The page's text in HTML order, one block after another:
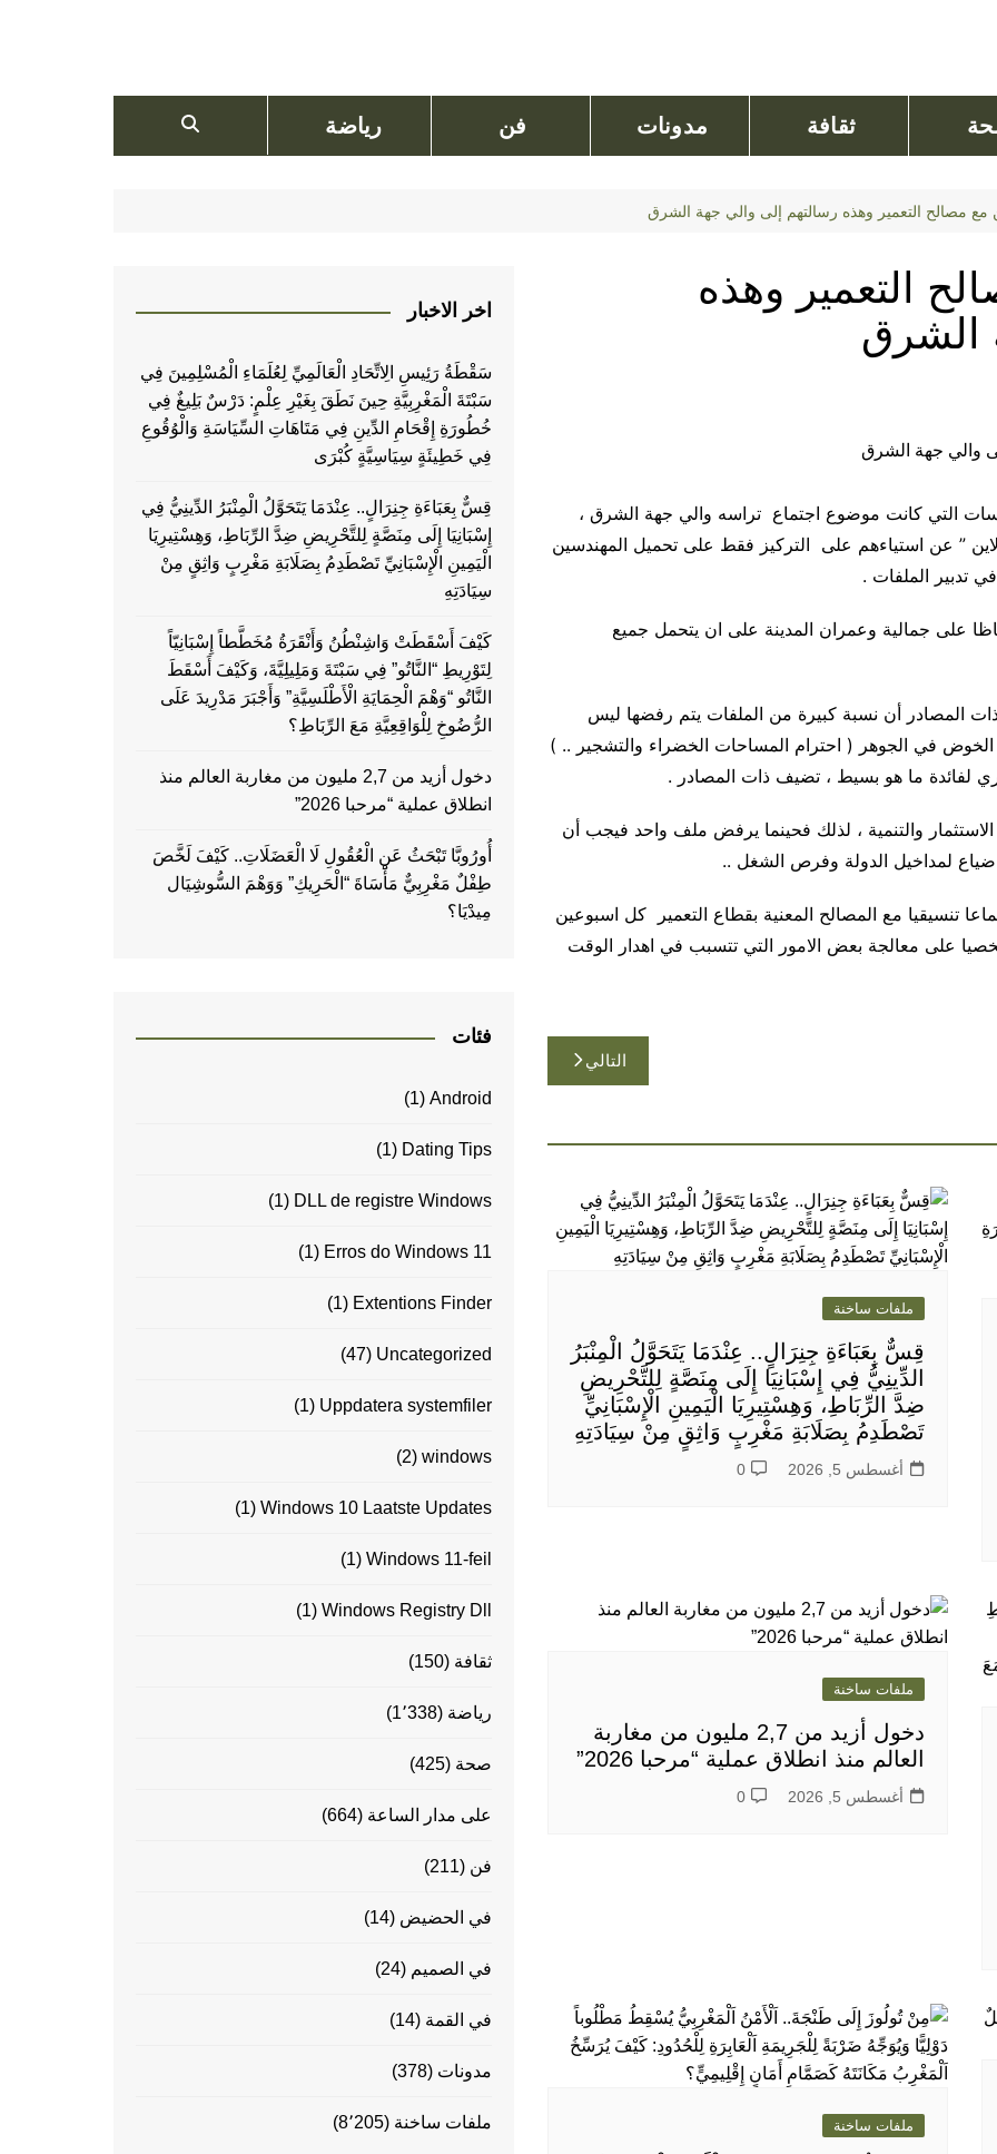
ثقافة مدونات فن رياضة
مع مصالح التعمير وهذه رسالتهم إلى والي جهة الشرق
التعمير وهذه
الشرق
التي كانت موضوع اجتماع تراسه والي جهة الشرق ،
” عن استياءهم على التركيز فقط على تحميل المهندسين
تدبير الملفات .
على جمالية وعمران المدينة على ان يتحمل جميع
المصادر أن نسبة كبيرة من الملفات يتم رفضها ليس
في الجوهر ( احترام المساحات الخضراء والتشجير .. )
لفائدة ما هو بسيط ، تضيف ذات المصادر .
والتنمية ، لذلك فحينما يرفض ملف واحد فيجب أن
ضياع لمداخيل الدولة وفرص الشغل ..
تنسيقيا مع المصالح المعنية بقطاع التعمير كل اسبوعين
على معالجة بعض الامور التي تتسبب في اهدار الوقت
التالي
ملفات ساخنة
قِسٌّ بِعَبَاءَةِ جِنِرَالٍ.. عِنْدَمَا يَتَحَوَّلُ الْمِنْبَرُ
الدِّينِيُّ فِي إِسْبَانِيَا إِلَى مِنَصَّةٍ لِلتَّحْرِيضِ
ضِدَّ الرِّبَاطِ، وَهِسْتِيرِيَا الْيَمِينِ الْإِسْبَانِيِّ
تَصْطَدِمُ بِصَلَابَةِ مَغْرِبٍ وَاثِقٍ مِنْ سِيَادَتِهِ
أغسطس 5, 2026 0
ملفات ساخنة
دخول أزيد من 2,7 مليون من مغاربة
العالم منذ انطلاق عملية “مرحبا 2026”
أغسطس 5, 2026 0
ملفات ساخنة
اخر الاخبار
سَقْطَةُ رَئِيسِ الِاتِّحَادِ الْعَالَمِيِّ لِعُلَمَاءِ الْمُسْلِمِينَ فِي
سَبْتَةَ الْمَغْرِبِيَّةِ حِينَ نَطَقَ بِغَيْرِ عِلْمٍ: دَرْسٌ بَلِيغٌ فِي
خُطُورَةِ إِقْحَامِ الدِّينِ فِي مَتَاهَاتِ السِّيَاسَةِ وَالْوُقُوعِ
فِي خَطِيئَةٍ سِيَاسِيَّةٍ كُبْرَى
قِسٌّ بِعَبَاءَةِ جِنِرَالٍ.. عِنْدَمَا يَتَحَوَّلُ الْمِنْبَرُ الدِّينِيُّ فِي
إِسْبَانِيَا إِلَى مِنَصَّةٍ لِلتَّحْرِيضِ ضِدَّ الرِّبَاطِ، وَهِسْتِيرِيَا
الْيَمِينِ الْإِسْبَانِيِّ تَصْطَدِمُ بِصَلَابَةِ مَغْرِبٍ وَاثِقٍ مِنْ
سِيَادَتِهِ
كَيْفَ أَسْقَطَتْ وَاشِنْطُنُ وَأَنْقَرَةُ مُخَطَّطاً إِسْبَانِيّاً
لِتَوْرِيطِ “النَّاتُو” فِي سَبْتَةَ وَمَلِيلِيَّةَ، وَكَيْفَ أَسْقَطَ
النَّاتُو “وَهْمَ الْحِمَايَةِ الْأَطْلَسِيَّةِ” وَأَجْبَرَ مَدْرِيدَ عَلَى
الرُّضُوخِ لِلْوَاقِعِيَّةِ مَعَ الرِّبَاطِ؟
دخول أزيد من 2,7 مليون من مغاربة العالم منذ
انطلاق عملية “مرحبا 2026”
أُورُوبَّا تَبْحَثُ عَنِ الْعُقُولِ لَا الْعَضَلَاتِ.. كَيْفَ لَخَّصَ
طِفْلٌ مَغْرِبِيٌّ مَأْسَاةَ “الْحَرِيكِ” وَوَهْمَ السُّوشِيَال
مِيدْيَا؟
فئات
Android
(1)
Dating Tips
(1)
DLL de registre Windows
(1)
Erros do Windows 11
(1)
Extentions Finder
(1)
Uncategorized
(47)
Uppdatera systemfiler
(1)
windows
(2)
Windows 10 Laatste Updates
(1)
Windows 11-feil
(1)
Windows Registry Dll
(1)
ثقافة (150)
رياضة (1٬338)
صحة (425)
على مدار الساعة (664)
فن (211)
في الحضيض (14)
في الصميم (24)
في القمة (14)
مدونات (378)
ملفات ساخنة (8٬205)